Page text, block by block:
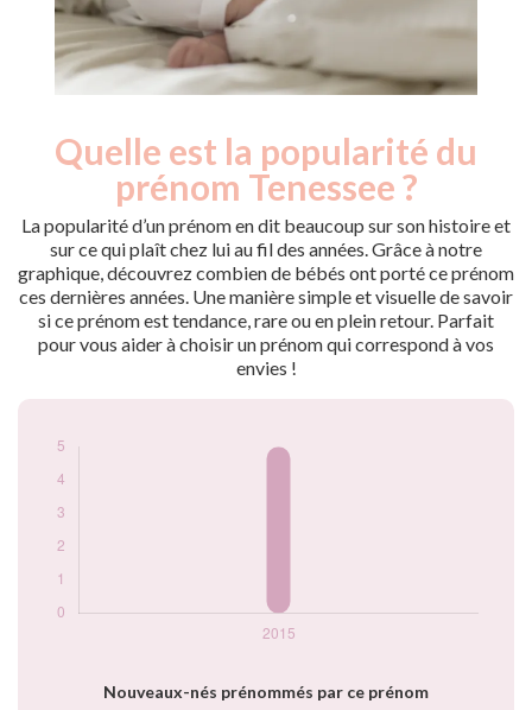
Quelle est la popularité du
prénom Tenessee ?
La popularité d’un prénom en dit beaucoup sur son histoire et
sur ce qui plaît chez lui au fil des années. Grâce à notre
graphique, découvrez combien de bébés ont porté ce prénom
ces dernières années. Une manière simple et visuelle de savoir
si ce prénom est tendance, rare ou en plein retour. Parfait
pour vous aider à choisir un prénom qui correspond à vos
envies !
Nouveaux-nés prénommés par ce prénom
Popularité du
prénom Tenessee
par année
Année
Nouveaux-
nés